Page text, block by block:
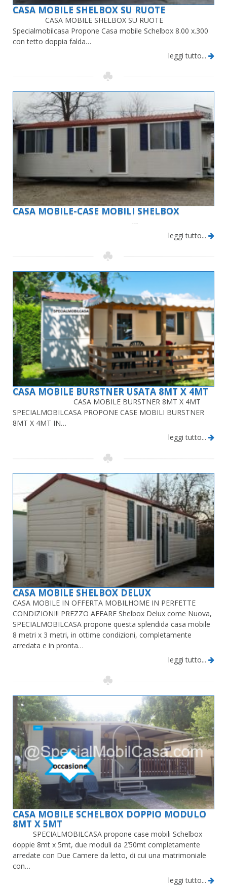
CASA MOBILE SHELBOX SU RUOTE
CASA MOBILE SHELBOX SU RUOTE
Specialmobilcasa Propone Casa mobile Schelbox 8.00 x.300
con tetto doppia falda…
leggi tutto...
CASA MOBILE-CASE MOBILI SHELBOX
…
leggi tutto...
CASA MOBILE BURSTNER USATA 8MT X 4MT
CASA MOBILE BURSTNER 8MT X 4MT
SPECIALMOBILCASA PROPONE CASE MOBILI BURSTNER
8MT X 4MT IN…
leggi tutto...
CASA MOBILE SHELBOX DELUX
CASA MOBILE IN OFFERTA MOBILHOME IN PERFETTE
CONDIZIONI!! PREZZO AFFARE Shelbox Delux come Nuova,
SPECIALMOBILCASA propone questa splendida casa mobile
8 metri x 3 metri, in ottime condizioni, completamente
arredata e in pronta…
leggi tutto...
CASA MOBILE SCHELBOX DOPPIO MODULO
8MT X 5MT
SPECIALMOBILCASA propone case mobili Schelbox
doppie 8mt x 5mt, due moduli da 2’50mt completamente
arredate con Due Camere da letto, di cui una matrimoniale
con…
leggi tutto...